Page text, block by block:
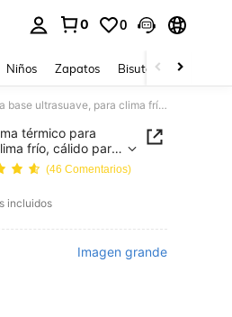
0 0
Niños Zapatos Bisutería Y
LUVLETTE Conjunto de pijama térmico para mujer, capa base ultrasuave, para clima frío, cálido para invierno, top de cuello redondo y pantalones largos, color rojo amarronado, conjunto de pijama ligero
térmico para
frío, cálido para
largos,
ligero
(46 Comentarios)
incluidos
Imagen grande